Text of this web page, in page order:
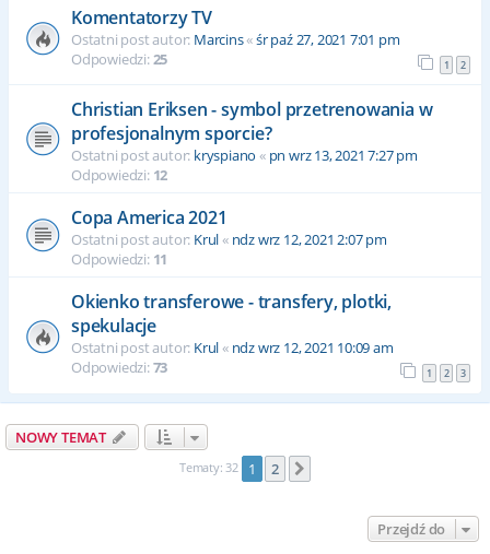
Komentatorzy TV
Ostatni post autor: Marcins«śr paź 27, 2021 7:01 pm
Odpowiedzi:25 1 2
Christian Eriksen - symbol przetrenowania w
profesjonalnym sporcie?
Ostatni post autor: kryspiano « pn wrz 13, 2021 7:27 pm
Odpowiedzi: 12
Copa America 2021
Ostatni post autor: Krul« ndz wrz 12, 2021 2:07 pm
Odpowiedzi: 11
Okienko transferowe - transfery, plotki,
spekulacje
Ostatni post autor: Krul« ndz wrz 12, 2021 10:09 am
Odpowiedzi:73 1 2 3
NOWY TEMAT
Tematy: 32 1 2
Przejdź do